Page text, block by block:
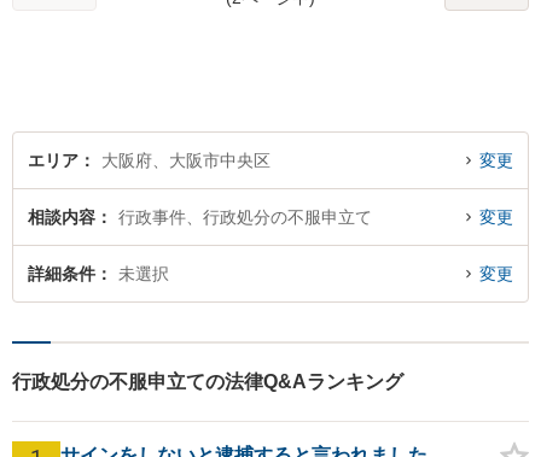
エリア 大阪府、大阪市中央区 変更
相談内容 行政事件、行政処分の不服申立て 変更
詳細条件 未選択 変更
行政処分の不服申立ての法律Q&Aランキング